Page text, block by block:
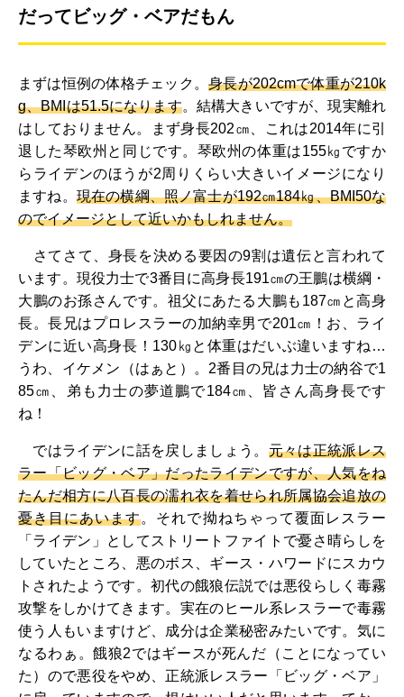
だってビッグ・ベアだもん
まずは恒例の体格チェック。身長が202cmで体重が210k
g、BMIは51.5になります。結構大きいですが、現実離れ
はしておりません。まず身長202㎝、これは2014年に引
退した琴欧州と同じです。琴欧州の体重は155㎏ですか
らライデンのほうが2周りくらい大きいイメージになり
ますね。 現在の横綱、照ノ富士が192㎝184㎏、BMI50な
のでイメージとして近いかもしれません。
さてさて、身長を決める要因の9割は遺伝と言われて
います。現役力士で3番目に高身長191㎝の王鵬は横綱・
大鵬のお孫さんです。祖父にあたる大鵬も187㎝と高身
長。長兄はプロレスラーの加納幸男で201㎝！お、ライ
デンに近い高身長！130㎏と体重はだいぶ違いますね…
うわ、イケメン（はぁと）。2番目の兄は力士の納谷で1
85㎝、弟も力士の夢道鵬で184㎝、皆さん高身長です
ね！
ではライデンに話を戻しましょう。 元々は正統派レス
ラー「ビッグ・ベア」だったライデンですが、人気をね
たんだ相方に八百長の濡れ衣を着せられ所属協会追放の
憂き目にあいます。それで拗ねちゃって覆面レスラー
「ライデン」としてストリートファイトで憂さ晴らしを
していたところ、悪のボス、ギース・ハワードにスカウ
トされたようです。初代の餓狼伝説では悪役らしく毒霧
攻撃をしかけてきます。実在のヒール系レスラーで毒霧
使う人もいますけど、成分は企業秘密みたいです。気に
なるわぁ。餓狼2ではギースが死んだ（ことになってい
た）ので悪役をやめ、正統派レスラー「ビッグ・ベア」